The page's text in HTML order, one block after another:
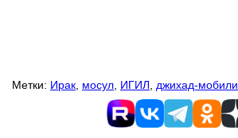
Метки: Ирак мосул ИГИЛ джихад-мобили